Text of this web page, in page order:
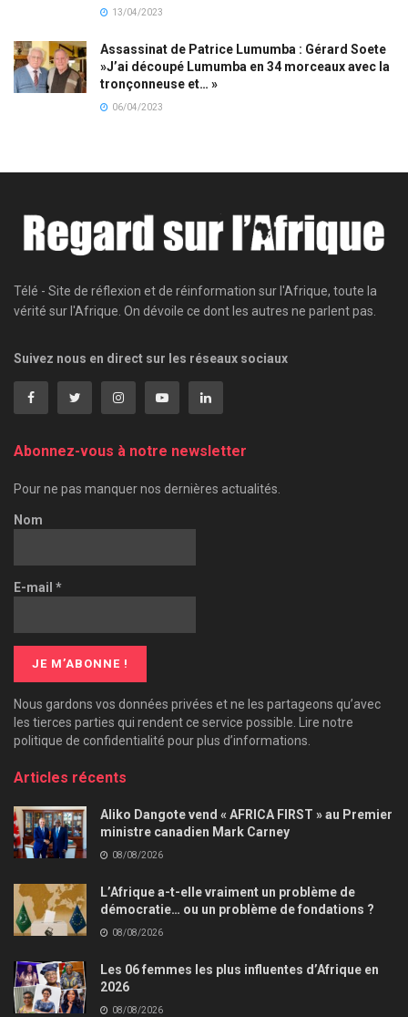
13/04/2023
Assassinat de Patrice Lumumba : Gérard Soete
»J’ai découpé Lumumba en 34 morceaux avec la
tronçonneuse et… »
06/04/2023
Télé - Site de réflexion et de réinformation sur l'Afrique, toute la
vérité sur l'Afrique. On dévoile ce dont les autres ne parlent pas.
Suivez nous en direct sur les réseaux sociaux
Abonnez-vous à notre newsletter
Pour ne pas manquer nos dernières actualités.
Nom
E-mail *
Nous gardons vos données privées et ne les partageons qu’avec
les tierces parties qui rendent ce service possible. Lire notre
politique de confidentialité pour plus d’informations.
Articles récents
Aliko Dangote vend « AFRICA FIRST » au Premier
ministre canadien Mark Carney
08/08/2026
L’Afrique a-t-elle vraiment un problème de
démocratie… ou un problème de fondations ?
08/08/2026
Les 06 femmes les plus influentes d’Afrique en
2026
08/08/2026